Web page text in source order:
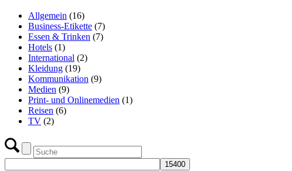
Allgemein (16)
Business-Etikette (7)
Essen & Trinken (7)
Hotels (1)
International (2)
Kleidung (19)
Kommunikation (9)
Medien (9)
Print- und Onlinemedien (1)
Reisen (6)
TV (2)